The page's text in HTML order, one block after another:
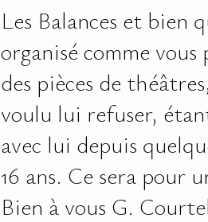
Les Balances et bien
organisé comme
des pièces de
voulu lui refuser,
avec lui depuis
16 ans. Ce sera pour
Bien à vous G.